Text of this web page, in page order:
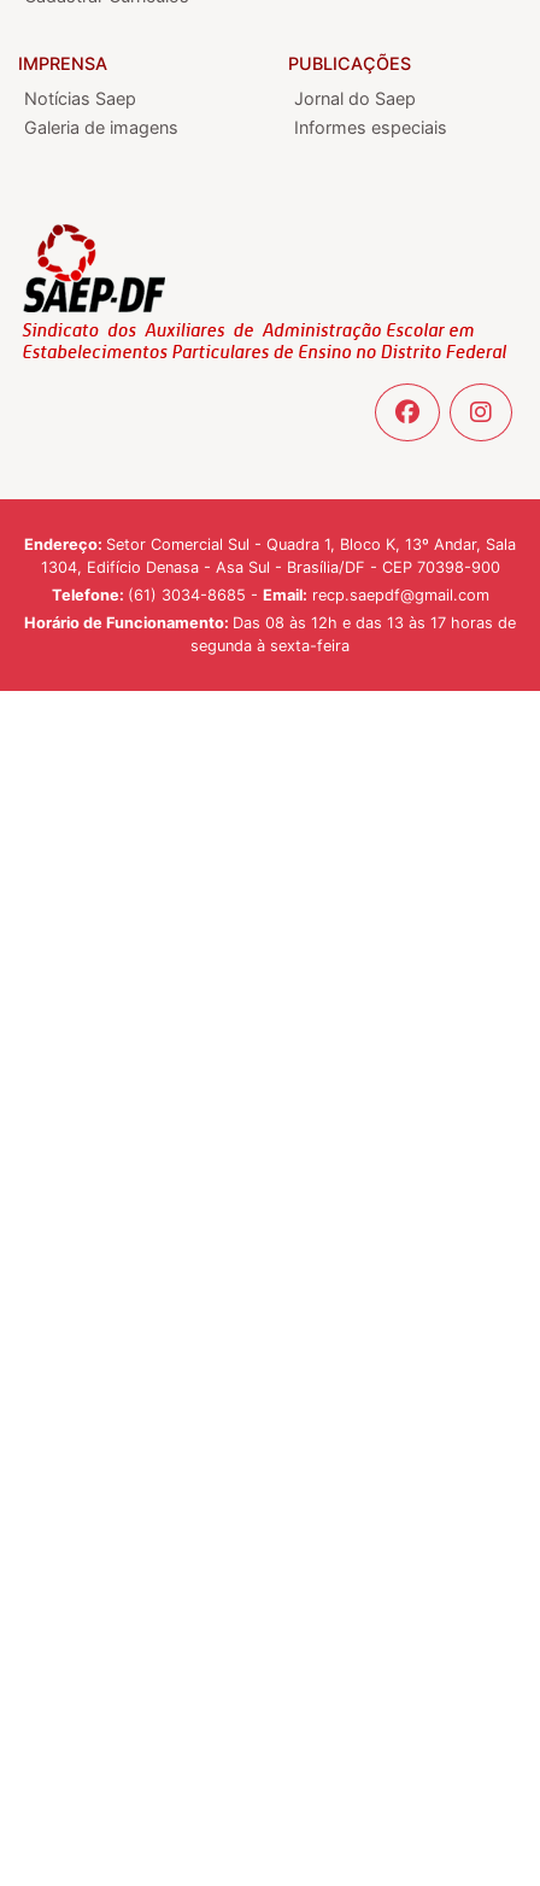
IMPRENSA
Notícias Saep
Galeria de imagens
PUBLICAÇÕES
Jornal do Saep
Informes especiais
Endereço: Setor Comercial Sul - Quadra 1, Bloco K, 13º Andar, Sala
1304, Edifício Denasa - Asa Sul - Brasília/DF - CEP 70398-900
Telefone: (61) 3034-8685 - Email: recp.saepdf@gmail.com
Horário de Funcionamento: Das 08 às 12h e das 13 às 17 horas de
segunda à sexta-feira